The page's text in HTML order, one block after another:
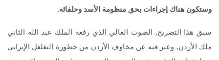
وستكون هناك إجراءات بحق منظومة الأسد وحلفائه.
سبق هذا التصريح, الصوت العالي الذي رفعه الملك عبد الله الثاني
ملك الأردن, وعبر فيه عن مخاوف الأردن من خطورة التغلغل الإيراني